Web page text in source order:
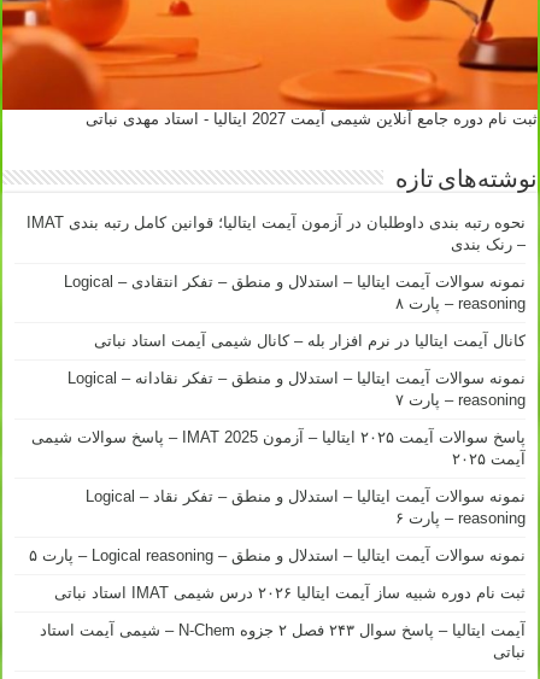
ثبت نام دوره جامع آنلاین شیمی آیمت 2027 ایتالیا - استاد مهدی نباتی
نوشته‌های تازه
نحوه رتبه بندی داوطلبان در آزمون آیمت ایتالیا؛ قوانین کامل رتبه بندی IMAT
– رنک بندی
نمونه سوالات آیمت ایتالیا – استدلال و منطق – تفکر انتقادی – Logical
reasoning – پارت ۸
کانال آیمت ایتالیا در نرم افزار بله – کانال شیمی آیمت استاد نباتی
نمونه سوالات آیمت ایتالیا – استدلال و منطق – تفکر نقادانه – Logical
reasoning – پارت ۷
پاسخ سوالات آیمت ۲۰۲۵ ایتالیا – آزمون IMAT 2025 – پاسخ سوالات شیمی
آیمت ۲۰۲۵
نمونه سوالات آیمت ایتالیا – استدلال و منطق – تفکر نقاد – Logical
reasoning – پارت ۶
نمونه سوالات آیمت ایتالیا – استدلال و منطق – Logical reasoning – پارت ۵
ثبت نام دوره شبیه ساز آیمت ایتالیا ۲۰۲۶ درس شیمی IMAT استاد نباتی
آیمت ایتالیا – پاسخ سوال ۲۴۳ فصل ۲ جزوه N-Chem – شیمی آیمت استاد
نباتی